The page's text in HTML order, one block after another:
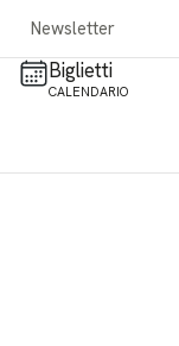
Newsletter
Biglietti
CALENDARIO